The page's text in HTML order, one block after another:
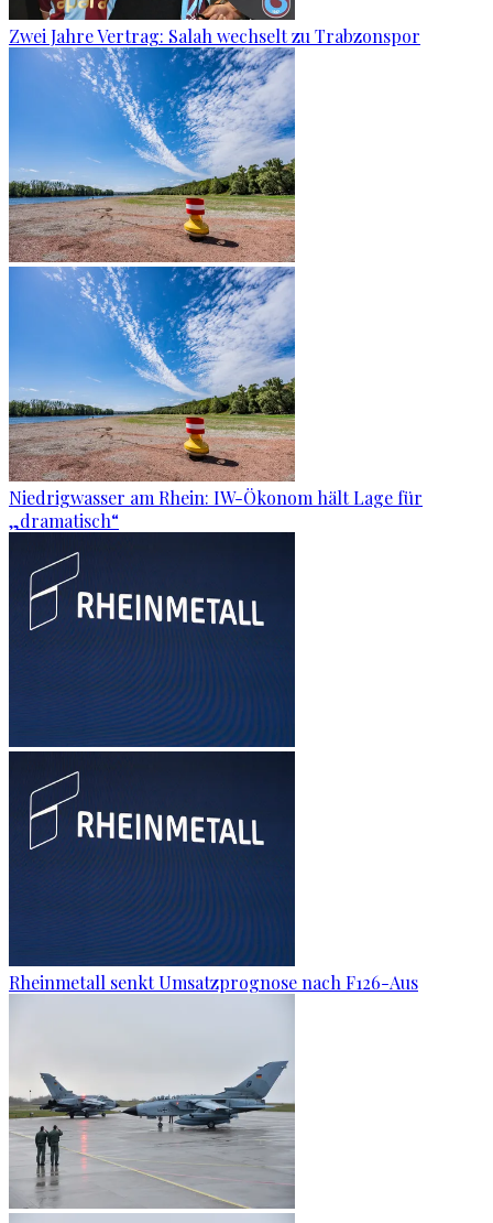
Zwei Jahre Vertrag: Salah wechselt zu Trabzonspor
Niedrigwasser am Rhein: IW-Ökonom hält Lage für
„dramatisch“
Rheinmetall senkt Umsatzprognose nach F126-Aus